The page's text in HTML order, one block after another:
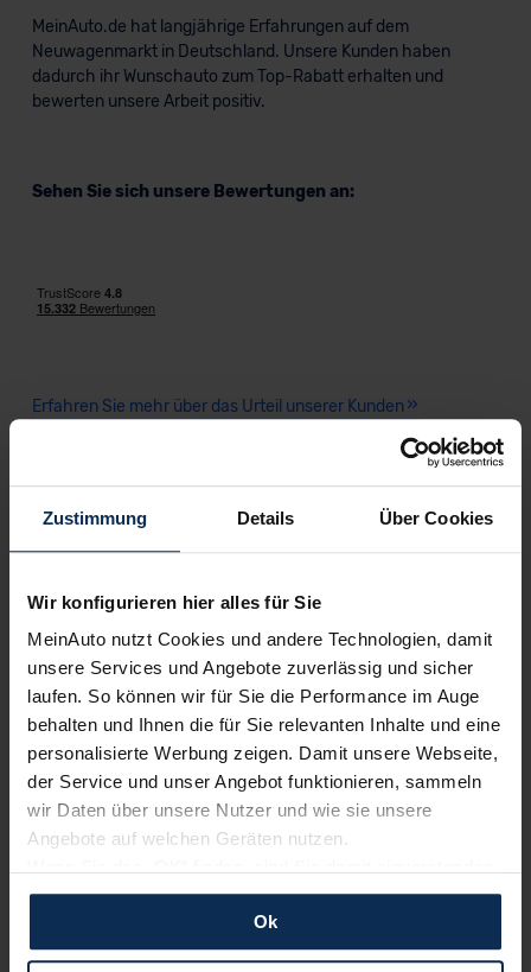
Zustimmung Details Über Cookies
Wir konfigurieren hier alles für Sie
MeinAuto nutzt Cookies und andere Technologien, damit
unsere Services und Angebote zuverlässig und sicher
laufen. So können wir für Sie die Performance im Auge
behalten und Ihnen die für Sie relevanten Inhalte und eine
personalisierte Werbung zeigen. Damit unsere Webseite,
der Service und unser Angebot funktionieren, sammeln
wir Daten über unsere Nutzer und wie sie unsere
Angebote auf welchen Geräten nutzen.
und erlauben uns Cookies für unseren Service zu
verwenden und diese Daten an Dritte weiterzugeben,
etwa an unsere Marketingpartner. Falls Sie dem nicht
Ok
MeinAuto.de hat langjährige Erfahrungen auf dem
Neuwagenmarkt in Deutschland. Unsere Kunden haben
dadurch ihr Wunschauto zum Top-Rabatt erhalten und
bewerten unsere Arbeit positiv.
Sehen Sie sich unsere Bewertungen an:
Erfahren Sie mehr über das Urteil unserer Kunden
MINI: Spike wird digitaler Begleiter der neuen
Modelle
MINI führt mit Spike einen neuen digitalen Charakter ein, der
als Intelligent Personal Assistant dient. Inspiriert von der
Gestalt einer Englischen Bulldogge, wird Spike das
Bedienkonzept führen.